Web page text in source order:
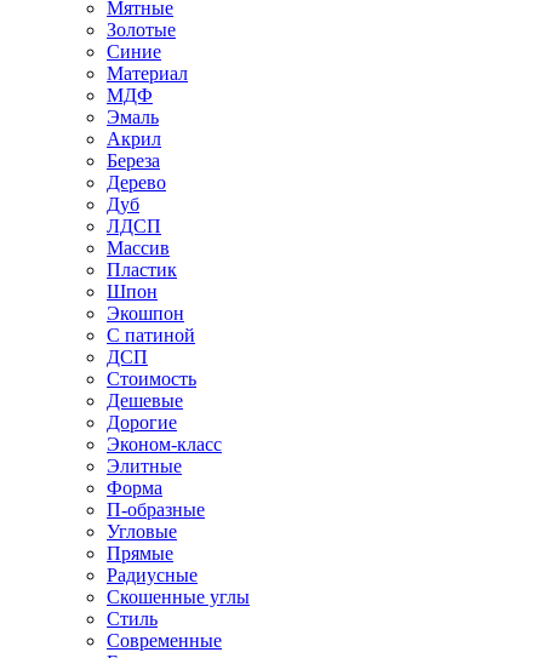
Мятные
Золотые
Синие
Материал
МДФ
Эмаль
Акрил
Береза
Дерево
Дуб
ЛДСП
Массив
Пластик
Шпон
Экошпон
С патиной
ДСП
Стоимость
Дешевые
Дорогие
Эконом-класс
Элитные
Форма
П-образные
Угловые
Прямые
Радиусные
Скошенные углы
Стиль
Современные